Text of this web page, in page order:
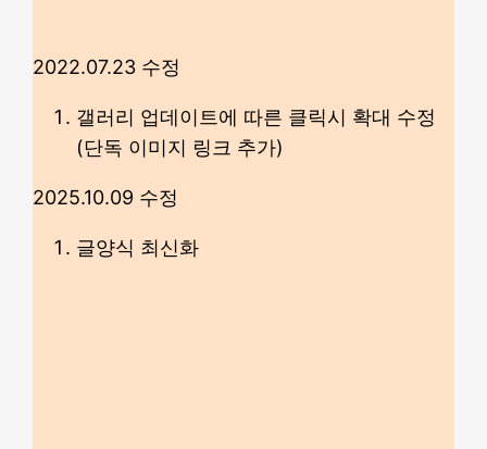
2022.07.23 수정
갤러리 업데이트에 따른 클릭시 확대 수정
(단독 이미지 링크 추가)
2025.10.09 수정
글양식 최신화